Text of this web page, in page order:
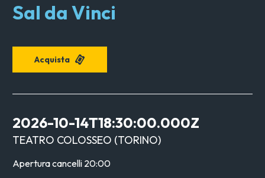
Sal da Vinci
Acquista
2026-10-14T18:30:00.000Z
TEATRO COLOSSEO (TORINO)
Apertura cancelli 20:00